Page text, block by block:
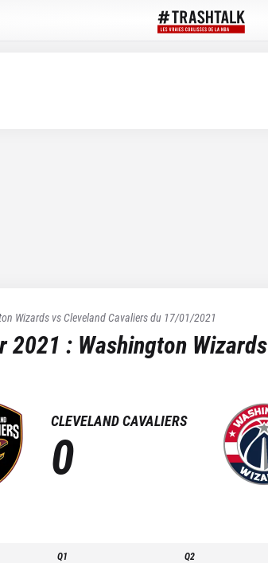
Wizards vsCleveland Cavaliersdu 17/01/2021
2021 : Washington Wizards
CLEVELAND CAVALIERS
0
Q1 Q2